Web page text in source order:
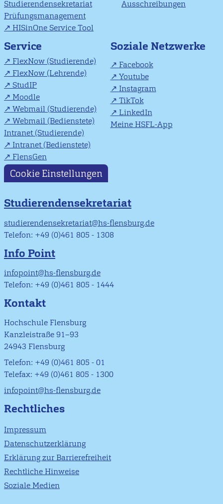
Studierendensekretariat
Prüfungsmanagement
HISinOne Service Tool
Ausschreibungen
Service
FlexNow (Studierende)
FlexNow (Lehrende)
StudIP
Moodle
Webmail (Studierende)
Webmail (Bedienstete)
Intranet (Studierende)
Intranet (Bedienstete)
FlensGen
Soziale Netzwerke
Facebook
Youtube
Instagram
TikTok
LinkedIn
Meine HSFL-App
Cookie Einstellungen
Studierendensekretariat
studierendensekretariat@hs-flensburg.de
Telefon: +49 (0)461 805 - 1308
Info Point
infopoint@hs-flensburg.de
Telefon: +49 (0)461 805 - 1444
Kontakt
Hochschule Flensburg
Kanzleistraße 91–93
24943 Flensburg
Telefon: +49 (0)461 805 - 01
Telefax: +49 (0)461 805 - 1300
infopoint@hs-flensburg.de
Rechtliches
Impressum
Datenschutzerklärung
Erklärung zur Barrierefreiheit
Rechtliche Hinweise
Soziale Medien